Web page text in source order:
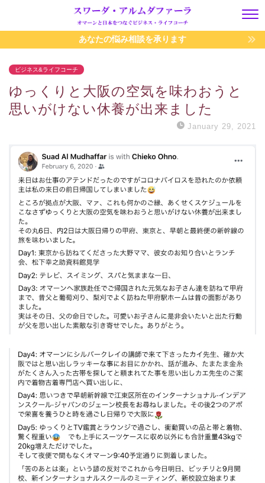
あなたの悩み相談を承ります
ビジネス&ライフコーチ
ゆっくりと大阪の空気を味わおうと
思いがけない休養が出来ました
January 29, 2021